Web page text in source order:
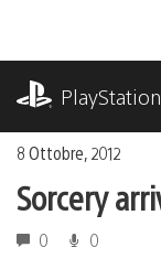
contenuto
PlayStation
8 Ottobre, 2012
Sorcery
0 0